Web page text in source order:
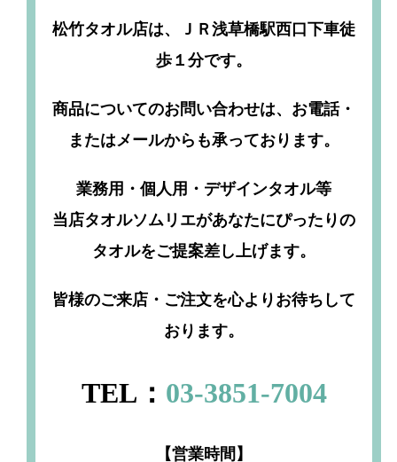
松竹タオル店は、ＪＲ浅草橋駅西口下車徒
歩１分です。
商品についてのお問い合わせは、お電話・
またはメールからも承っております。
業務用・個人用・デザインタオル等
当店タオルソムリエがあなたにぴったりの
タオルをご提案差し上げます。
皆様のご来店・ご注文を心よりお待ちして
おります。
TEL： 03-3851-7004
【営業時間】